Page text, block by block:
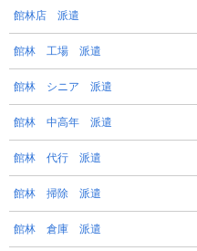
館林店 派遣
館林 工場 派遣
館林 シニア 派遣
館林 中高年 派遣
館林 代行 派遣
館林 掃除 派遣
館林 倉庫 派遣